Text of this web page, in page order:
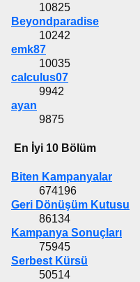
10825
Beyondparadise
10242
emk87
10035
calculus07
9942
ayan
9875
En İyi 10 Bölüm
Biten Kampanyalar
674196
Geri Dönüşüm Kutusu
86134
Kampanya Sonuçları
75945
Serbest Kürsü
50514